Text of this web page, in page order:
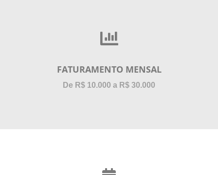
FATURAMENTO MENSAL
De R$ 10.000 a R$ 30.000